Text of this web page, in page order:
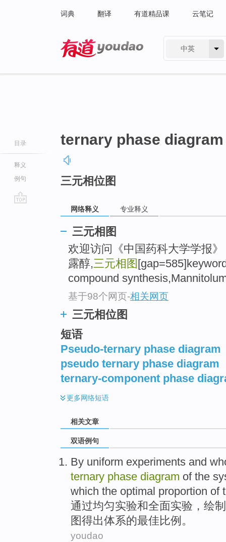
词典 翻译 有道精品课 云笔记
中英
目录
释义
例句
ternary phase diagram
三元相位图
网络释义 专业释义
三元相图
欢迎访问《中国药科大学学报
露醇,三元相图
compound
基于98个网页-相关网页
三元相位图
短语
Pseudo-ternary phase diagram
pseudo ternary phase diagram
ternary-component phase
更多网络短语
相关文章
双语例句
By uniform experiments and
ternary phase diagram ofthe
which the optimal proportion of
通过均匀实验和全面实验， 绘制
图得出体系的最佳比例 。
youdao